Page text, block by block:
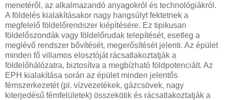
menetéről, az alkalmazandó anyagokról és technológiákról.
A földelés kialakításakor nagy hangsúlyt fektetnek a
megfelelő földelőrendszer kiépítésére. Ez tipikusan
földelőszondák vagy földelőrudak telepítését, esetleg a
meglévő rendszer bővítését, megerősítését jelenti. Az épület
minden fő villamos elosztóját rácsatlakoztatják a
földelőhálózatra, biztosítva a megbízható földpotenciált. Az
EPH kialakítása során az épület minden jelentős
fémszerkezetét (pl. vízvezetékek, gázcsövek, nagy
kiterjedésű fémfelületek) összekötik és rácsatlakoztatják a